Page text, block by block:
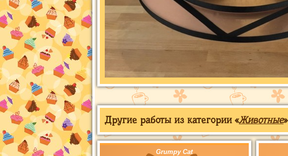
Другие работы из категории «Животные»
Grumpy Cat